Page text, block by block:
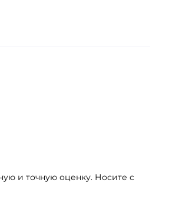
и точную оценку. Носите с